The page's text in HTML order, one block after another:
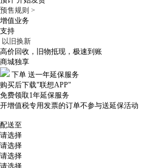
预售规则 >
增值业务
支持
以旧换新
高价回收，旧物抵现，极速到账
商城独享
下单 送一年延保服务
购买后下载"联想APP"
免费领取1年延保服务
开增值税专用发票的订单不参与送延保活动
配送至
请选择
请选择
请选择
请选择